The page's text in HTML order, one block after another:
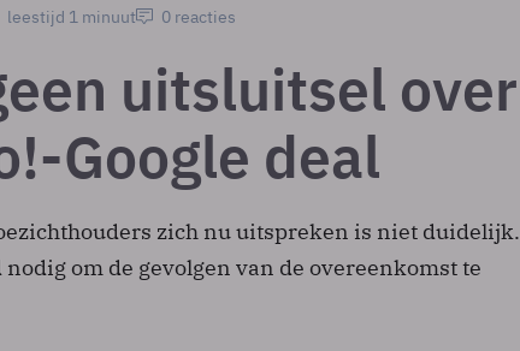
leestijd 1 minuut 0 reacties
uitsluitsel over
Google deal
zich nu uitspreken is niet duidelijk.
om de gevolgen van de overeenkomst te